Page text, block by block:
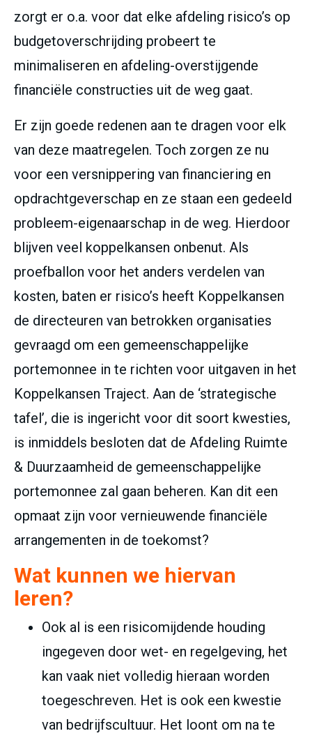
zorgt er o.a. voor dat elke afdeling risico’s op
budgetoverschrijding probeert te
minimaliseren en afdeling-overstijgende
financiële constructies uit de weg gaat.
Er zijn goede redenen aan te dragen voor elk
van deze maatregelen. Toch zorgen ze nu
voor een versnippering van financiering en
opdrachtgeverschap en ze staan een gedeeld
probleem-eigenaarschap in de weg. Hierdoor
blijven veel koppelkansen onbenut. Als
proefballon voor het anders verdelen van
kosten, baten er risico’s heeft Koppelkansen
de directeuren van betrokken organisaties
gevraagd om een gemeenschappelijke
portemonnee in te richten voor uitgaven in het
Koppelkansen Traject. Aan de ‘strategische
tafel’, die is ingericht voor dit soort kwesties,
is inmiddels besloten dat de Afdeling Ruimte
& Duurzaamheid de gemeenschappelijke
portemonnee zal gaan beheren. Kan dit een
opmaat zijn voor vernieuwende financiële
arrangementen in de toekomst?
Wat kunnen we hiervan
leren?
Ook al is een risicomijdende houding
ingegeven door wet- en regelgeving, het
kan vaak niet volledig hieraan worden
toegeschreven. Het is ook een kwestie
van bedrijfscultuur. Het loont om na te